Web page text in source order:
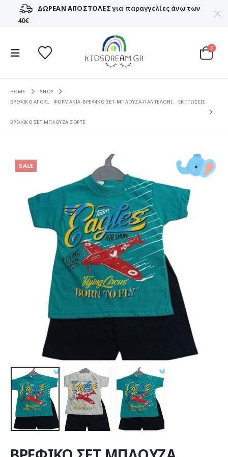
ΔΩΡΕΑΝ ΑΠΟΣΤΟΛΕΣγια παραγγελίες άνω των
40€
0
HOME
SHOP
ΒΡΕΦΙΚΟ ΑΓΟΡΙ, ΦΟΡΜΑΚΙΑ-ΒΡΕΦΙΚΟ ΣΕΤ-ΜΠΛΟΥΖΑ-ΠΑΝΤΕΛΟΝΙ, ΕΚΠΤΩΣΕΙΣ
ΒΡΕΦΙΚΟ ΣΕΤ ΜΠΛΟΥΖΑ ΣΟΡΤΣ
SALE